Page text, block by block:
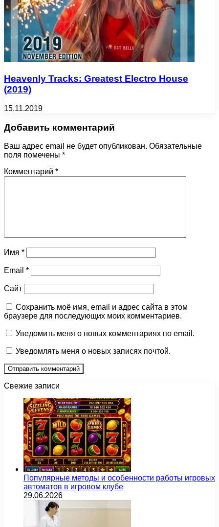
Heavenly Tracks: Greatest Electro House
(2019)
15.11.2019
Добавить комментарий
Ваш адрес email не будет опубликован. Обязательные
поля помечены *
Комментарий *
Имя *
Email *
Сайт
Сохранить моё имя, email и адрес сайта в этом
браузере для последующих моих комментариев.
Уведомить меня о новых комментариях по email.
Уведомлять меня о новых записях почтой.
Свежие записи
Популярные методы и особенности работы игровых
автоматов в игровом клубе
29.06.2026